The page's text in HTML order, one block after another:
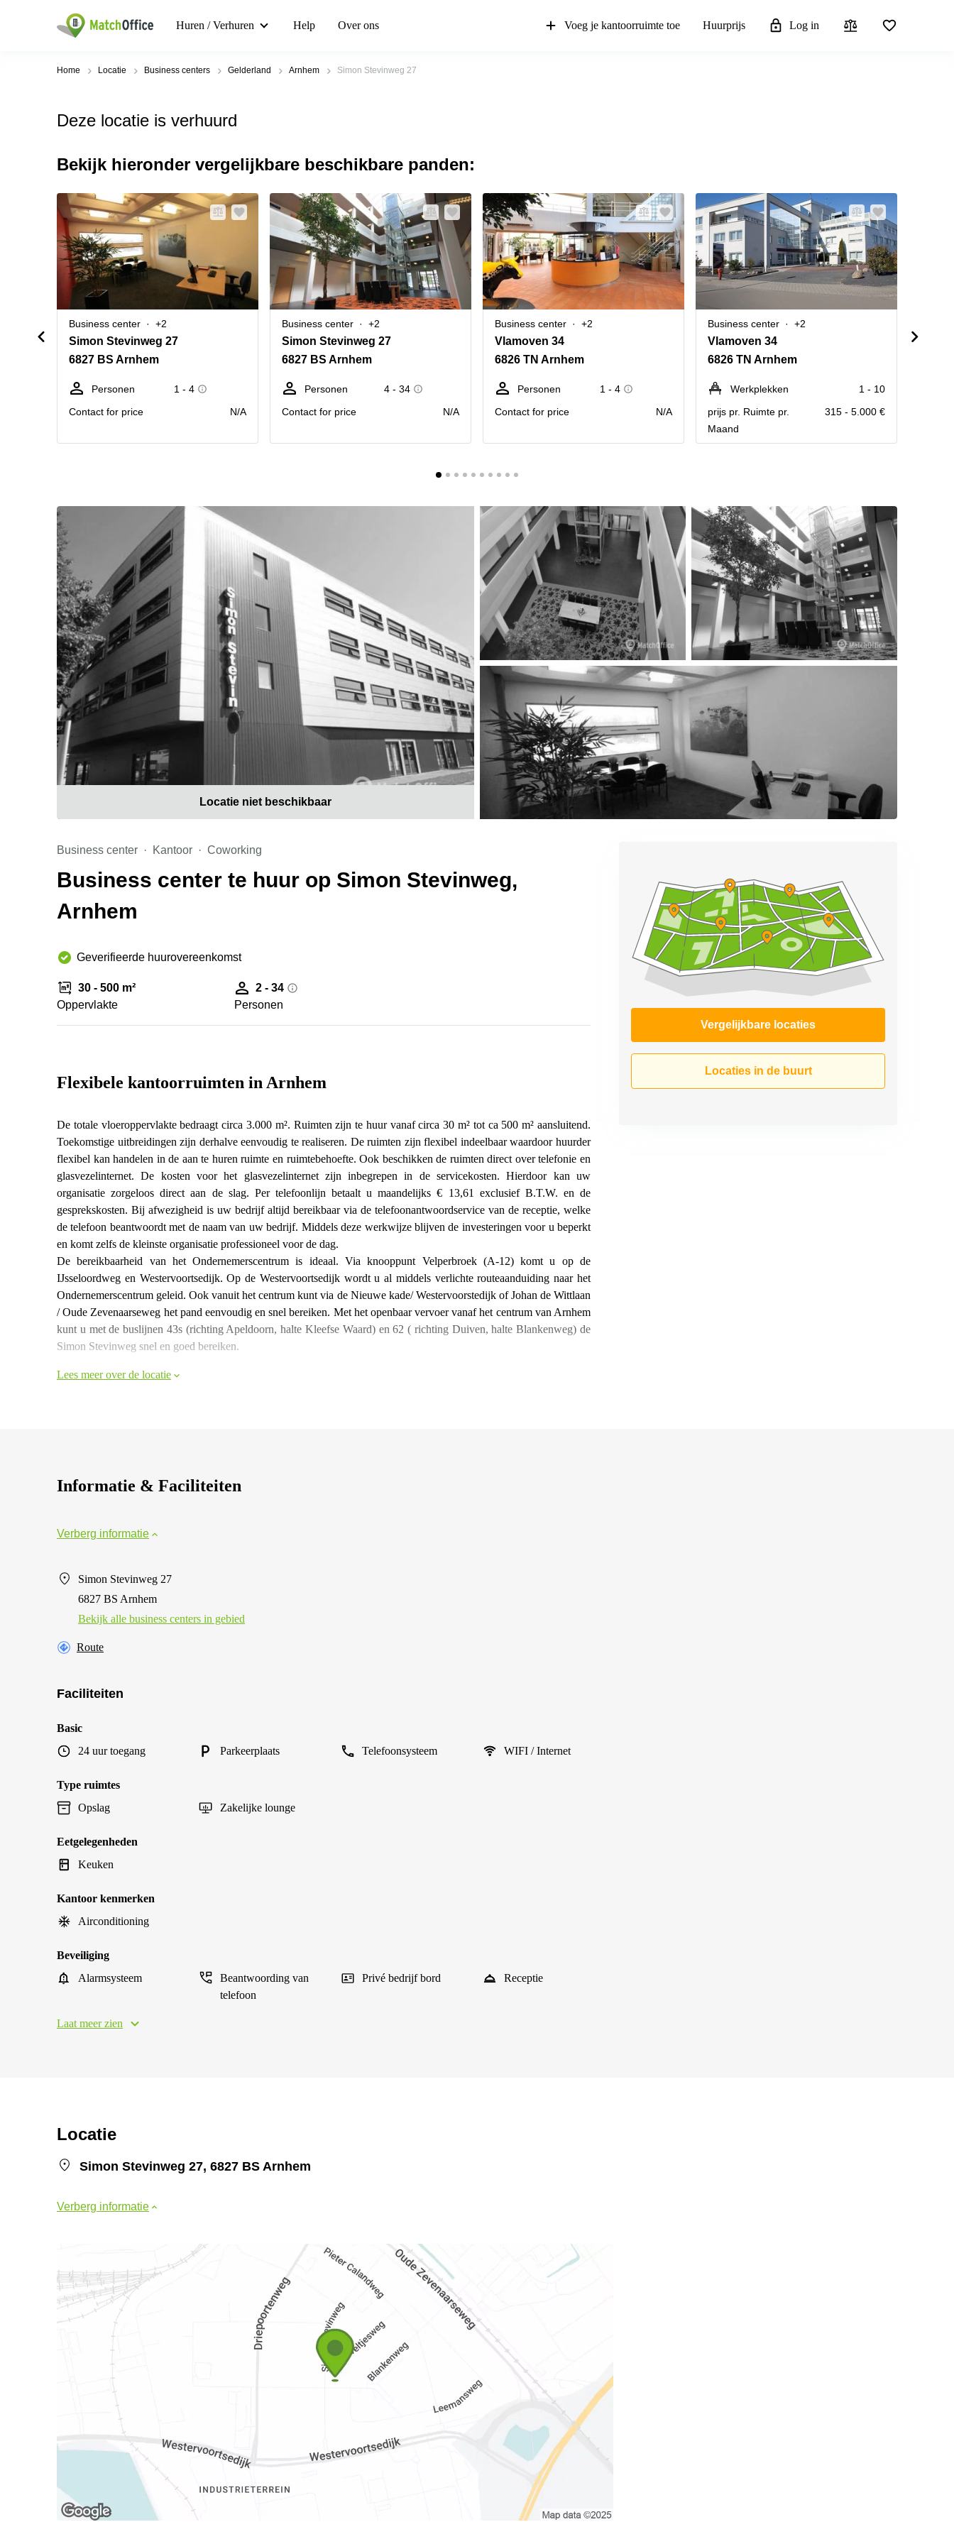
Huren / Verhuren Help Over ons Voeg je kantoorruimte toe Huurprijs Log in
Home Locatie Business centers Gelderland Arnhem Simon Stevinweg 27
Deze locatie is verhuurd
Bekijk hieronder vergelijkbare beschikbare panden:
Business center +2
Simon Stevinweg 27
6827 BS Arnhem
Personen
1 - 4
Contact for price
N/A
Business center +2
Simon Stevinweg 27
6827 BS Arnhem
Personen
4 - 34
Contact for price
N/A
Business center +2
Vlamoven 34
6826 TN Arnhem
Personen
1 - 4
Contact for price
N/A
Business center +2
Vlamoven 34
6826 TN Arnhem
Werkplekken
1 - 10
prijs pr. Ruimte pr.
Maand
315 - 5.000 €
Locatie niet beschikbaar
Business center Kantoor Coworking
Business center te huur op Simon Stevinweg,
Arnhem
Geverifieerde huurovereenkomst
30 - 500 m²
Oppervlakte
2 - 34
Personen
Vergelijkbare locaties
Locaties in de buurt
Flexibele kantoorruimten in Arnhem
De totale vloeroppervlakte bedraagt circa 3.000 m². Ruimten zijn te huur vanaf circa 30 m² tot ca 500 m² aansluitend.
Toekomstige uitbreidingen zijn derhalve eenvoudig te realiseren. De ruimten zijn flexibel indeelbaar waardoor huurder
flexibel kan handelen in de aan te huren ruimte en ruimtebehoefte. Ook beschikken de ruimten direct over telefonie en
glasvezelinternet. De kosten voor het glasvezelinternet zijn inbegrepen in de servicekosten. Hierdoor kan uw
organisatie zorgeloos direct aan de slag. Per telefoonlijn betaalt u maandelijks € 13,61 exclusief B.T.W. en de
gesprekskosten. Bij afwezigheid is uw bedrijf altijd bereikbaar via de telefoonantwoordservice van de receptie, welke
de telefoon beantwoordt met de naam van uw bedrijf. Middels deze werkwijze blijven de investeringen voor u beperkt
en komt zelfs de kleinste organisatie professioneel voor de dag.
De bereikbaarheid van het Ondernemerscentrum is ideaal. Via knooppunt Velperbroek (A-12) komt u op de
IJsseloordweg en Westervoortsedijk. Op de Westervoortsedijk wordt u al middels verlichte routeaanduiding naar het
Ondernemerscentrum geleid. Ook vanuit het centrum kunt via de Nieuwe kade/ Westervoorstedijk of Johan de Wittlaan
/ Oude Zevenaarseweg het pand eenvoudig en snel bereiken. Met het openbaar vervoer vanaf het centrum van Arnhem
kunt u met de buslijnen 43s (richting Apeldoorn, halte Kleefse Waard) en 62 ( richting Duiven, halte Blankenweg) de
Simon Stevinweg snel en goed bereiken.
Lees meer over de locatie
Informatie & Faciliteiten
Verberg informatie
Simon Stevinweg 27
6827 BS Arnhem
Bekijk alle business centers in gebied
Route
Faciliteiten
Basic
24 uur toegang
Parkeerplaats Telefoonsysteem WIFI / Internet
Type ruimtes
Opslag
Zakelijke lounge
Eetgelegenheden
Keuken
Kantoor kenmerken
Airconditioning
Beveiliging
Alarmsysteem
Beantwoording van
telefoon
Privé bedrijf bord Receptie
Laat meer zien
Locatie
Simon Stevinweg 27, 6827 BS Arnhem
Verberg informatie